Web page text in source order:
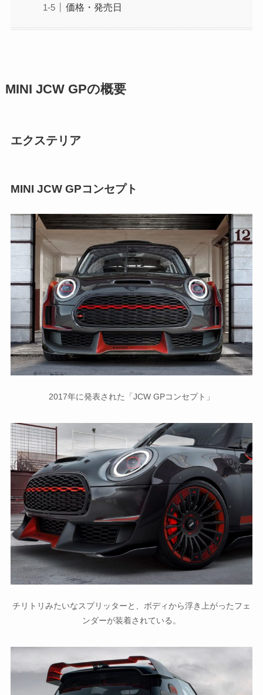
価格・発売日
MINI JCW GPの概要
エクステリア
MINI JCW GPコンセプト
2017年に発表された「JCW GPコンセプト」
チリトリみたいなスプリッターと、ボディから浮き上がったフェ
ンダーが装着されている。